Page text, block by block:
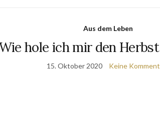
Aus dem Leben
hole ich mir den
15. Oktober 2020 Keine